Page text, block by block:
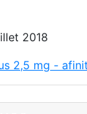
2018
2,5 mg -